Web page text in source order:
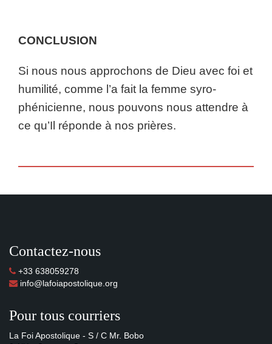
CONCLUSION
Si nous nous approchons de Dieu avec foi et
humilité, comme l’a fait la femme syro-
phénicienne, nous pouvons nous attendre à
ce qu’Il réponde à nos prières.
Contactez-nous
+33 638059278
info@lafoiapostolique.org
Pour tous courriers
La Foi Apostolique - S / C Mr. Bobo